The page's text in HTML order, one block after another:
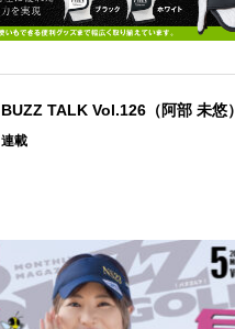
BUZZ TALK Vol.126（阿部 未悠）
連載